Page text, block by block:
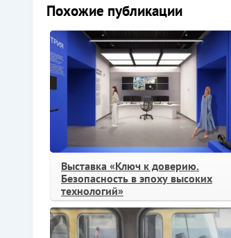
Похожие публикации
Выставка «Ключ к доверию.
Безопасность в эпоху высоких
технологий»